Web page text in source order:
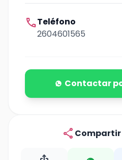
callTeléfono
2604601565
Contactar
share